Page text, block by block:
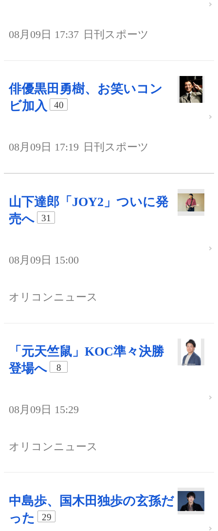
08月09日 17:37 日刊スポーツ
俳優黒田勇樹、お笑いコン
ビ加入
40
08月09日 17:19 日刊スポーツ
山下達郎「JOY2」ついに発
売へ
31
08月09日 15:00
オリコンニュース
「元天竺鼠」KOC準々決勝
登場へ
8
08月09日 15:29
オリコンニュース
中島歩、国木田独歩の玄孫だ
った
29